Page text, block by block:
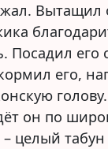
Вытащил
Посадил его
его,
он по
целый